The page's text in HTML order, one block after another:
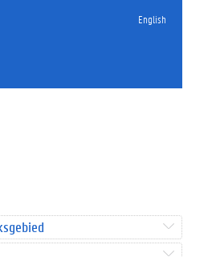
English